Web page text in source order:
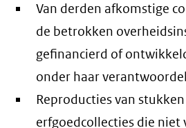
Van derden afkomstige
de betrokken
gefinancierd of
onder haar
Reproducties van
erfgoedcollecties die niet